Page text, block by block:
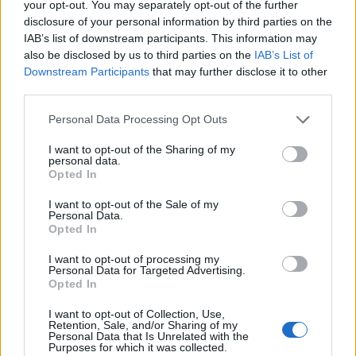
your opt-out. You may separately opt-out of the further
disclosure of your personal information by third parties on the
IAB’s list of downstream participants. This information may
also be disclosed by us to third parties on the IAB’s List of
Downstream Participants that may further disclose it to other
Personal Data Processing Opt Outs
I want to opt-out of the Sharing of my
personal data.
Opted In
I want to opt-out of the Sale of my
Personal Data.
Opted In
I want to opt-out of processing my
Personal Data for Targeted Advertising.
Opted In
I want to opt-out of Collection, Use,
Retention, Sale, and/or Sharing of my
Personal Data that Is Unrelated with the
Purposes for which it was collected.
Ranking de Maksim
Maksimno figura entre los 500 artistas más
apoyados o visitados de esta semana.
¿Apoyar a Maksim?
0 0
Ranking de Maksim TOP Música